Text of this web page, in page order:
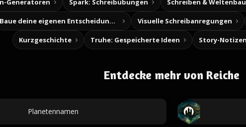
Generatoren Spark: Schreibübungen Schreiben & Weltenbau
Baue deine eigenen Entscheidungsabenteuer Visuelle Schreibanregungen
Kurzgeschichte Truhe: Gespeicherte Ideen
Entdecke mehr von Reiche
Planetennamen